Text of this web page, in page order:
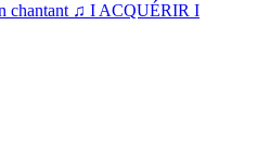
chantant ♫ I ACQUÉRIR I